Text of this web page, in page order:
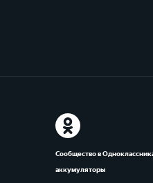
Сообщество в
аккумуляторы